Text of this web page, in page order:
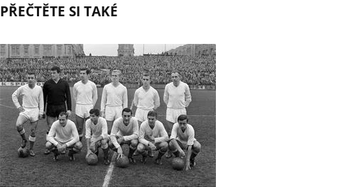
PŘEČTĚTE SI TAKÉ